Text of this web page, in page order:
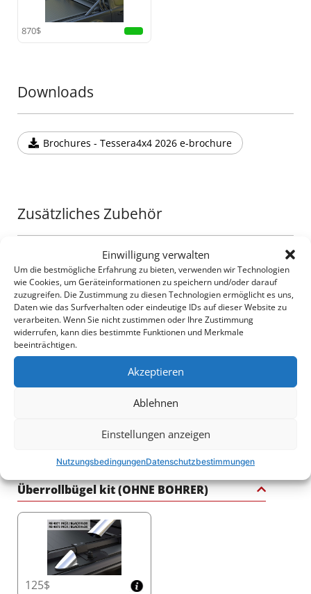
Einwilligung verwalten
Um die bestmögliche Erfahrung zu bieten, verwenden wir Technologien
wie Cookies, um Geräteinformationen zu speichern und/oder darauf
zuzugreifen. Die Zustimmung zu diesen Technologien ermöglicht es uns,
Daten wie das Surfverhalten oder eindeutige IDs auf dieser Website zu
verarbeiten. Wenn Sie nicht zustimmen oder Ihre Zustimmung
widerrufen, kann dies bestimmte Funktionen und Merkmale
beeinträchtigen.
Akzeptieren
Ablehnen
Einstellungen anzeigen
NutzungsbedingungenDatenschutzbestimmungen
und eine verbesserte Sichtbarkeit bei jedem Abenteuer
sicherstellt.
außergewöhnliches Stück aus der Tessera4x4-Serie,
die für hochwertige, langlebige und robuste 4x4-
Sicherheit und Raffinesse für Ihren 4x4.
870$
Downloads
Brochures - Tessera4x4 2026 e-brochure
Zusätzliches Zubehör
Ladeflächenabdeckungen für Pick-up
2250$ 3140$
Überrollbügel kit (OHNE BOHRER)
125$